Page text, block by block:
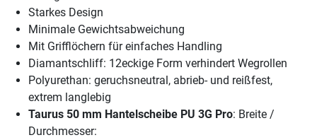
Starkes Design
Minimale Gewichtsabweichung
Mit Grifflöchern für einfaches Handling
Diamantschliff: 12eckige Form verhindert Wegrollen
Polyurethan: geruchsneutral, abrieb- und reißfest,
extrem langlebig
Taurus 50 mm Hantelscheibe PU 3G Pro: Breite /
Durchmesser: